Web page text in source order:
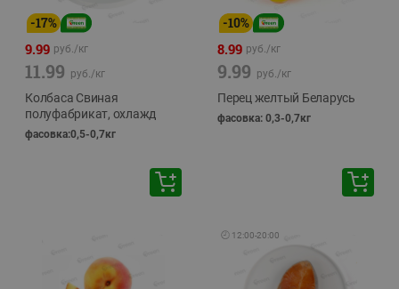
-17%
9.99 руб./кг
11.99 руб./кг
Колбаса Свиная
полуфабрикат, охлажд
фасовка:0,5-0,7кг
-10%
8.99 руб./кг
9.99 руб./кг
Перец желтый Беларусь
фасовка: 0,3-0,7кг
🕘 12:00-20:00